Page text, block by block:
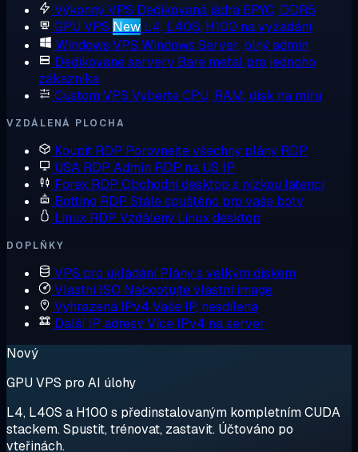
Výkonný VPS Dedikovaná jádra EPYC, DDR5
GPU VPS New L4, L40S, H100 na vyžádání
Windows VPS Windows Server, plný admin
Dedikované servery Bare metal pro jednoho
zákazníka
Custom VPS Vyberte CPU, RAM, disk na míru
VZDÁLENÁ PLOCHA
Koupit RDP Porovnejte všechny plány RDP
USA RDP Admin RDP na US IP
Forex RDP Obchodní desktop s nízkou latencí
Botting RDP Stále spuštěno pro vaše boty
Linux RDP Vzdálený Linux desktop
DOPLŇKY
VPS pro ukládání Plány s velkým diskem
Vlastní ISO Nabootujte vlastní image
Vyhrazená IPv4 Vaše IP, nesdílená
Další IP adresyVíce IPv4 na server
Nový
GPU VPS pro AI úlohy
L4, L40S a H100 s předinstalovaným kompletním CUDA
stackem. Spustit, trénovat, zastavit. Účtováno po
vteřinách.